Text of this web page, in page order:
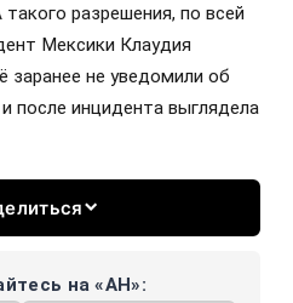
разрешения, по всей
Мексики Клаудия
заранее не уведомили об
после инцидента выглядела
на «АН»: